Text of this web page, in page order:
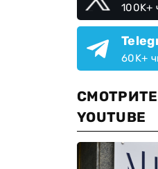
100K+
60K+
YOUTUBE